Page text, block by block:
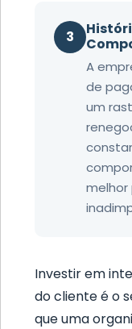
3
A
de
um
melhor
Investir em
do cliente é o
que uma